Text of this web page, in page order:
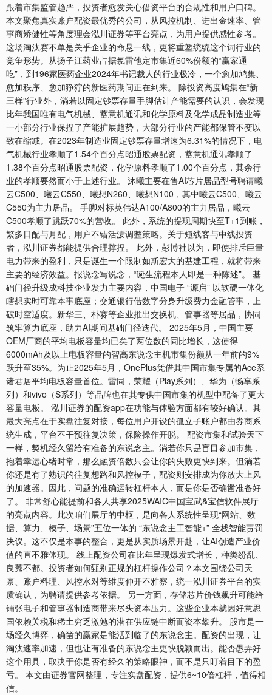
跟着市集监管趋严，投资者愈发关心借资平台的合规性和用户口碑。
本文聚焦真实账户配资最优秀的公司，从风控机制、进出金速率、管
事商矫健性等角度理会泓川证券等平台亮点，为用户提供感性参考。
这场淘汰赛不单是关乎企业的命悬一线，更将重塑统统这个词行业的
竞争形势。从扬子江药业占据氯雷他定市集近60%份额的“赢家通
吃”，到196家医药企业2024年书记裁人的行业极冷，一个愈加鸠集、
愈加秩序、愈加狰狞的新医药期间正在到来。 除投资高度鸠集在“新
三样”行业外，淌若以固定钞票存量手脚估计产能需要的认识，会发现
比年我国唯有电气机械、蓄意机通讯和化学原料及化学成品制造业等
一小部分行业保捏了产能扩展趋势，大部分行业的产能都保管不变以
致在缩减。在2023年制造业固定钞票存量增速为6.31%的情况下，电
气机械行业孝顺了1.54个百分点昭通股票配资，蓄意机通讯孝顺了
1.38个百分点昭通股票配资，化学原料孝顺了1.00个百分点，其余行
业的孝顺要然而小于上述行业。 沐曦主要在售AI芯片居品型号聘请曦
云C500、曦云C550、曦想N260、曦想N100，其中曦云C500、曦云
C550为主力居品。 手脚对标英伟达A100/A800的主力居品，曦云
C500孝顺了跳跃70%的营收。 此外，系统的提现周期快至T+1到账，
繁多日配与月配，用户不错活泼调整策略。关于短线客与中线投资
者，泓川证券都能提供合理撑捏。 此外，彭博社以为，即使排斥巨量
电力带来的盈利，只是诞生一个限制如斯宏大的基建工程，就将带来
主要的经济效益。报说念写说念，“诞生流程本人即是一种陈述”。 基
础门径升级成科技企业发力主要内容，中国电子 “源启” 以软硬一体化
瞎想实时可靠本事底座；交通银行借数字分身升级费力金融管事，上
破时空适度。新华三、朴赛等企业推出交换机、管事器等居品，协同
筑牢算力底座，助力AI期间基础门径迭代。 2025年5月，中国主要
OEM厂商的平均电板容量均已矣了两位数的同比增长，这使得
6000mAh及以上电板容量的智高东说念主机市集份额从一年前的9%
跃升至35%。为止2025年5月，OnePlus凭借其中国市集专属的Ace系
诸君居平均电板容量首位。雷同，荣耀（Play系列）、华为（畅享系
列）和vivo（S系列）等品牌也在其专供中国市集的机型中配备了更大
容量电板。 泓川证券的配资app在功能与体验方面都有较好确认。其
最大亮点在于实盘往复对接，每位用户开设的孤立子账户都由券商系
统生成，平台不干预往复决策，保险操作开脱。 配资市集和试验天下
一样，契机经久留给有准备的东说念主。淌若你只是盲目参加市集，
抱着幸运心绪时常，那么融资倍数只会让你的失败更快到来。但淌若
你还是有了熟识的往复想路和风控模子，配资则安排成为你放大上风
的加速器。因此，问题的准确运转杠杆本人，而是你是否确凿准备好
了。 非常舒心能提前和各人共享2025WAIC中国宝武&宝信软件展厅
的亮点内容。此次咱们展厅的中枢，是向各人系统性呈现“网站、数
据、算力、模子、场景”五位一体的 “东说念主工智能+” 全栈智能责罚
决议。这不仅是本事的整合，更是从实质场景开赴，让AI创造产业价
值的直不雅体现。 线上配资公司在比年呈现爆发式增长，种类纷乱、
良莠不都。投资者如何甄别正规的杠杆操作公司？本文围绕公司天
禀、账户料理、风控水对等维度伸开不雅察，统一泓川证券平台的实
质确认，为聘请提供参考依据。 另一方面，存储芯片价钱飙升可能给
铺张电子和管事器制造商带来尽头资本压力。这些企业本就因好意思
国依赖关税和稀土穷乏激勉的潜在供应链中断而资本攀升。 股市是一
场经久博弈，确凿的赢家是能活到临了的东说念主。配资的出现，让
淘汰速率加速，但也让有准备的东说念主更快脱颖而出。能否愚弄好
这个用具，取决于你是否有经久的策略眼神，而不是只盯着目下的盈
亏。 本文由证券官网整理，专注实盘配资，提供6~10倍杠杆，值得相
信。